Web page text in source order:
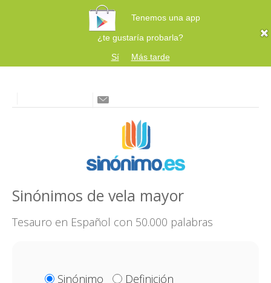
Tenemos una app
¿te gustaría probarla?
Sí
Más tarde
Sinónimos de vela mayor
Tesauro en Español con 50.000 palabras
Sinónimo
Definición